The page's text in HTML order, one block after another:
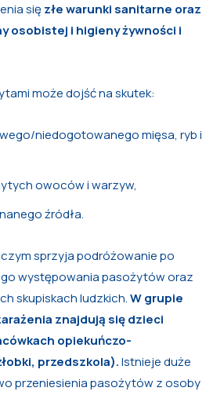
sięzłe warunki sanitarne oraz
osobistej i higieny żywności i
może dojść na skutek:
niedogotowanego mięsa, ryb i
owoców i warzyw,
źródła.
sprzyja podróżowanie po
występowania pasożytów oraz
skupiskach ludzkich.W grupie
znajdują się dzieci
opiekuńczo-
przedszkola).Istnieje duże
przeniesienia pasożytów z osoby